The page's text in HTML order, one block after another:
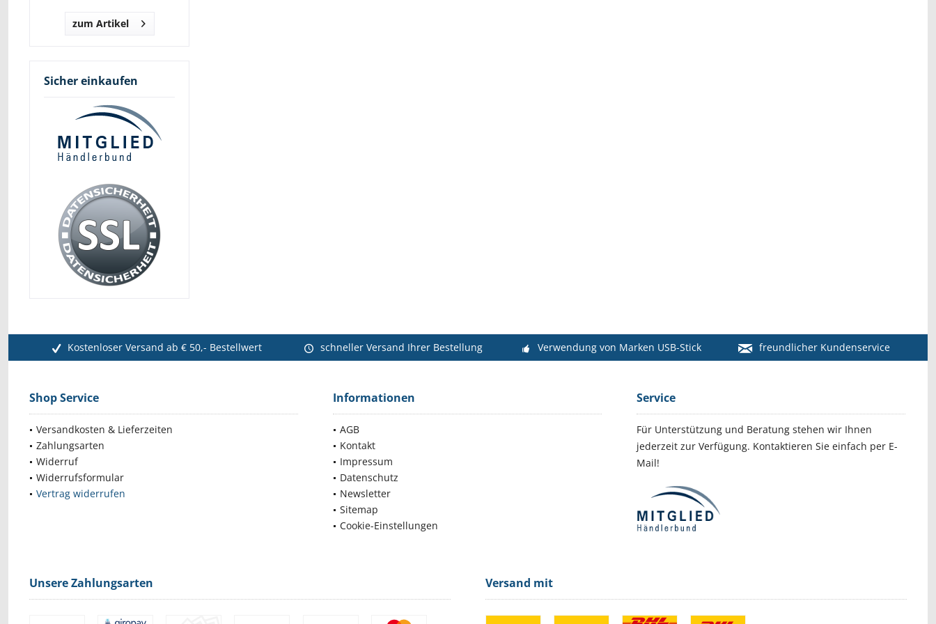
zum Artikel
Sicher einkaufen
Kostenloser Versand ab € 50,- Bestellwert schneller Versand Ihrer Bestellung Verwendung von Marken USB-Stick freundlicher Kundenservice
Shop Service
Versandkosten & Lieferzeiten
Zahlungsarten
Widerruf
Widerrufsformular
Vertrag widerrufen
Informationen
AGB
Kontakt
Impressum
Datenschutz
Newsletter
Sitemap
Cookie-Einstellungen
Service
Für Unterstützung und Beratung stehen wir Ihnen
jederzeit zur Verfügung. Kontaktieren Sie einfach per E-
Mail!
Unsere Zahlungsarten Versand mit